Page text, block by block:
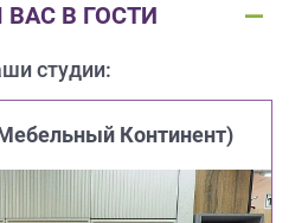
В ГОСТИ
студии:
Континент)